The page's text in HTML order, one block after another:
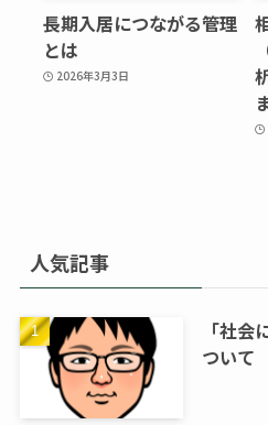
長期入居につながる管理
とは
2026年3月3日
人気記事
「社
ついて